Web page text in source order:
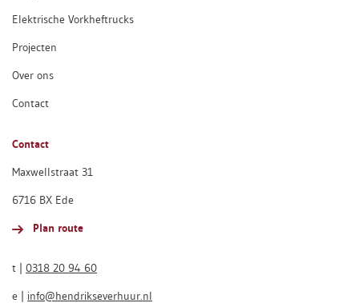
Elektrische Vorkheftrucks
Projecten
Over ons
Contact
Contact
Maxwellstraat 31
6716 BX Ede
Plan route
t | 0318 20 94 60
e | info@hendrikseverhuur.nl